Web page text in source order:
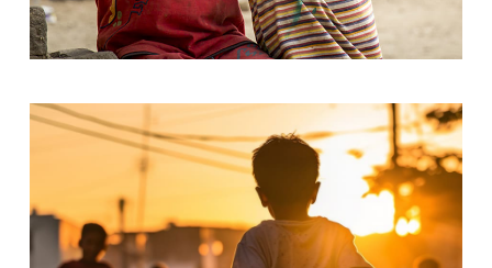
Medical Treatment
Donate